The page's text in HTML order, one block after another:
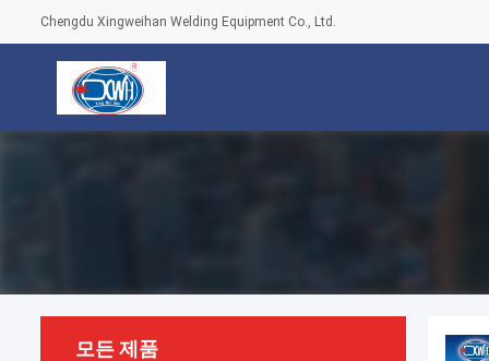
Chengdu Xingweihan Welding Equipment Co., Ltd.
모든 제품